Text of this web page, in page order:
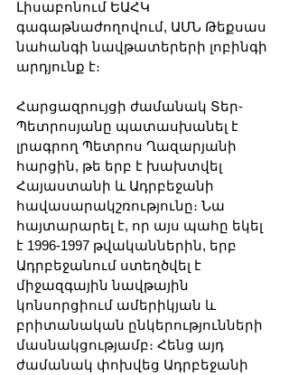
Լիսաբոնում ԵԱՀԿ
գագաթնաժողովում, ԱՄՆ Թեքսաս
նահանգի նավթատերերի լոբինգի
արդյունք է։
Հարցազրույցի ժամանակ Տեր-
Պետրոսյանը պատասխանել է
լրագրող Պետրոս Ղազարյանի
հարցին, թե երբ է խախտվել
Հայաստանի և Ադրբեջանի
հավասարակշռությունը։ Նա
հայտարարել է, որ այս պահը եկել
է 1996-1997 թվականներին, երբ
Ադրբեջանում ստեղծվել է
միջազգային նավթային
կոնսորցիում ամերիկյան և
բրիտանական ընկերությունների
մասնակցությամբ։ Հենց այդ
ժամանակ փոխվեց Ադրբեջանի